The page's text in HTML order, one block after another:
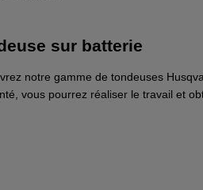
sur batterie
notre gamme de tondeuses
vous pourrez réaliser le travail et